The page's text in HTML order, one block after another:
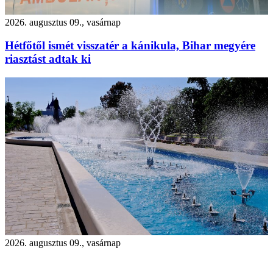
2026. augusztus 09., vasárnap
Hétfőtől ismét visszatér a kánikula, Bihar megyére
riasztást adtak ki
2026. augusztus 09., vasárnap